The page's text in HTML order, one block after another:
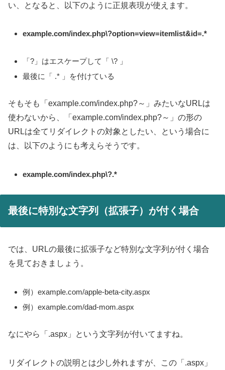
い、となると、以下のように正規表現が使えます。
example.com/index.php\?option=view=itemlist&id=.*
「?」はエスケープして「 \? 」
最後に「 .* 」を付けている
そもそも「example.com/index.php?～」みたいなURLは
使わないから、「example.com/index.php?～」の形の
URLは全てリダイレクトの対象としたい、という場合に
は、以下のようにも考えらそうです。
example.com/index.php\?.*
最後に特別な文字列（拡張子）が付く場合
では、URLの最後に拡張子など特別な文字列が付く場合
を見ておきましょう。
例）example.com/apple-beta-city.aspx
例）example.com/dad-mom.aspx
なにやら「.aspx」という文字列が付いてますね。
リダイレクトの説明とは少し外れますが、この「.aspx」